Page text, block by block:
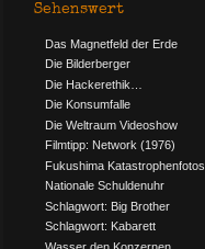
Sehenswert
Das Magnetfeld der Erde
Die Bilderberger
Die Hackerethik…
Die Konsumfalle
Die Weltraum Videoshow
Filmtipp: Network (1976)
Fukushima Katastrophenfotos
Nationale Schuldenuhr
Schlagwort: Big Brother
Schlagwort: Kabarett
Wasser den Konzernen